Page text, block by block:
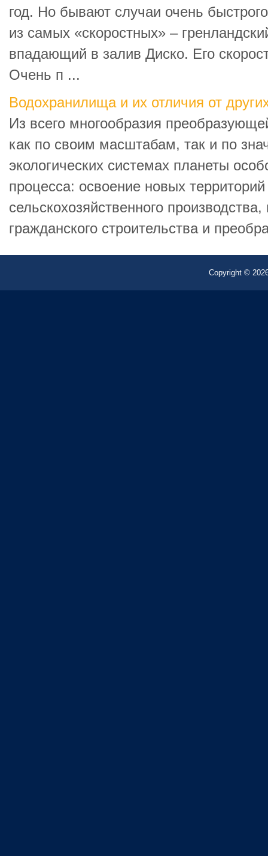
год. Но бывают случаи очень
из самых «скоростных» –
впадающий в залив Диско. Его
Очень п ...
Водохранилища и их отличия от
Из всего многообразия
как по своим масштабам, так и по
экологических системах планеты
процесса: освоение новых
сельскохозяйственного
гражданского строительства и
Copyright ©